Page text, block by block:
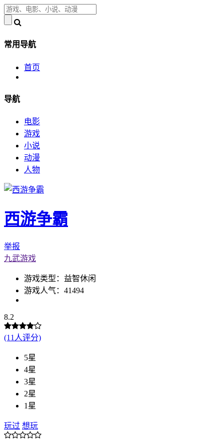
常用导航
首页
导航
电影
游戏
小说
动漫
人物
西游争霸
举报
九武游戏
游戏类型：益智休闲
游戏人气：41494
8.2
(11人评分)
5星
4星
3星
2星
1星
玩过 想玩